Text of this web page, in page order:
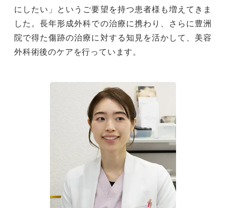
にしたい」というご要望を持つ患者様も増えてきま
した。長年形成外科での治療に携わり、さらに豊洲
院で得た傷跡の治療に対する知見を活かして、美容
外科術後のケアを行っています。